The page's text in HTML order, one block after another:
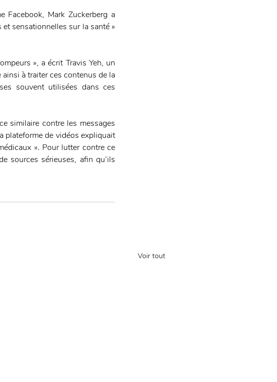
Facebook, Mark Zuckerberg a
sensationnelles sur la santé »
», a écrit Travis Yeh, un
à traiter ces contenus de la
souvent utilisées dans ces
similaire contre les messages
plateforme de vidéos expliquait
». Pour lutter contre ce
sources sérieuses, afin qu’ils
Voir tout